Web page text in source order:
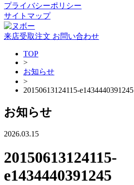
プライバシーポリシー
サイトマップ
来店受取注文 お問い合わせ
TOP
>
お知らせ
>
20150613124115-e1434440391245
お知らせ
2026.03.15
20150613124115-
e1434440391245